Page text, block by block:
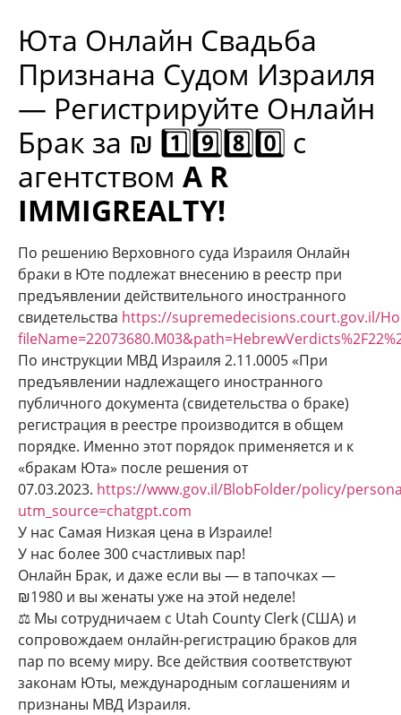
Юта Онлайн Свадьба
Признана Судом Израиля
— Регистрируйте Онлайн
Брак за ₪ 1️⃣9️⃣8️⃣0️⃣ с
агентством A R
IMMIGREALTY!
По решению Верховного суда Израиля Онлайн
браки в Юте подлежат внесению в реестр при
предъявлении действительного иностранного
свидетельства https://supremedecisions.court.gov.il/
По инструкции МВД Израиля 2.11.0005 «При
предъявлении надлежащего иностранного
публичного документа (свидетельства о браке)
регистрация в реестре производится в общем
порядке. Именно этот порядок применяется и к
«бракам Юта» после решения от
07.03.2023. https://www.gov.il/BlobFolder/policy/
utm_source=chatgpt.com
У нас Самая Низкая цена в Израиле!
У нас более 300 счастливых пар!
Онлайн Брак, и даже если вы — в тапочках —
₪1980 и вы женаты уже на этой неделе!
⚖ Мы сотрудничаем с Utah County Clerk (США) и
сопровождаем онлайн-регистрацию браков для
пар по всему миру. Все действия соответствуют
законам Юты, международным соглашениям и
признаны МВД Израиля.